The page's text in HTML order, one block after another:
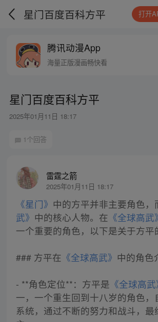
星门百度百科方平 打开
腾讯动漫App
海量正版漫画畅快看
星门百度百科方平
2025年01月11日 18:17
1个回答
雷霆之箭
2025年01月11日 18:17
《星门》 中的方平并非主要角色，
武》 中的核心人物。在 《全球高武》
一个重要的角色，以下是关于方平
### 方平在 《全球高武》 中的角色
- **角色定位**：方平是 《全球高武
一，一个重生回到十八岁的角色，
系统，通过不断的努力和战斗，最